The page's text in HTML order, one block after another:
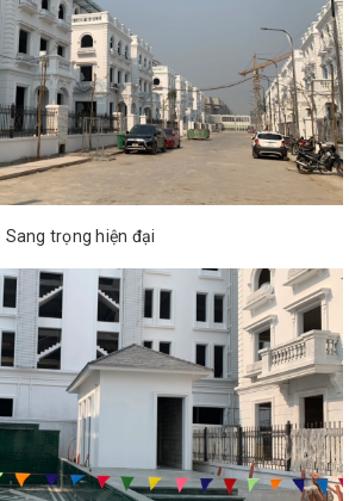
Sang trọng hiện đại